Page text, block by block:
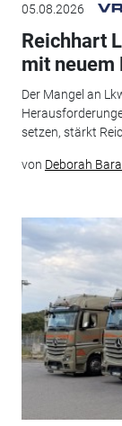
05.08.2026
Reichhart
mit neuem
Der Mangel an
setzen, stärkt
von Deborah